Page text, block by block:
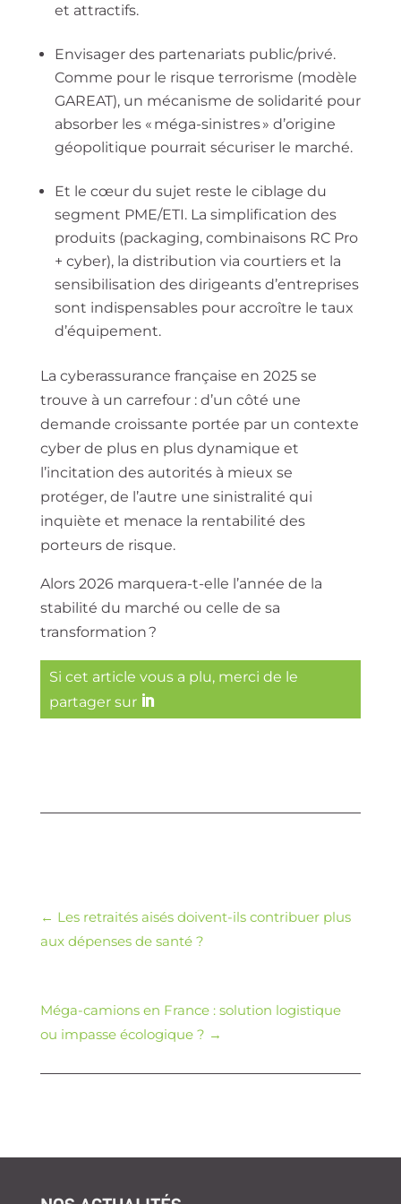
et attractifs.
Envisager des partenariats public/privé.
Comme pour le risque terrorisme (modèle
GAREAT), un mécanisme de solidarité pour
absorber les « méga-sinistres » d’origine
géopolitique pourrait sécuriser le marché.
Et le cœur du sujet reste le ciblage du
segment PME/ETI. La simplification des
produits (packaging, combinaisons RC Pro
+ cyber), la distribution via courtiers et la
sensibilisation des dirigeants d’entreprises
sont indispensables pour accroître le taux
d’équipement.
La cyberassurance française en 2025 se
trouve à un carrefour : d’un côté une
demande croissante portée par un contexte
cyber de plus en plus dynamique et
l’incitation des autorités à mieux se
protéger, de l’autre une sinistralité qui
inquiète et menace la rentabilité des
porteurs de risque.
Alors 2026 marquera-t-elle l’année de la
stabilité du marché ou celle de sa
transformation ?
Si cet article vous a plu, merci de le
partager sur
← Les retraités aisés doivent-ils contribuer plus
aux dépenses de santé ?
Méga-camions en France : solution logistique
ou impasse écologique ? →